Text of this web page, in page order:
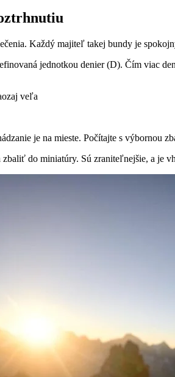
Každý majiteľ takej bundy je
jednotkou denier (D). Čím viac
veľa
je na mieste. Počítajte s výbornou
do miniatúry. Sú zraniteľnejšie, a je